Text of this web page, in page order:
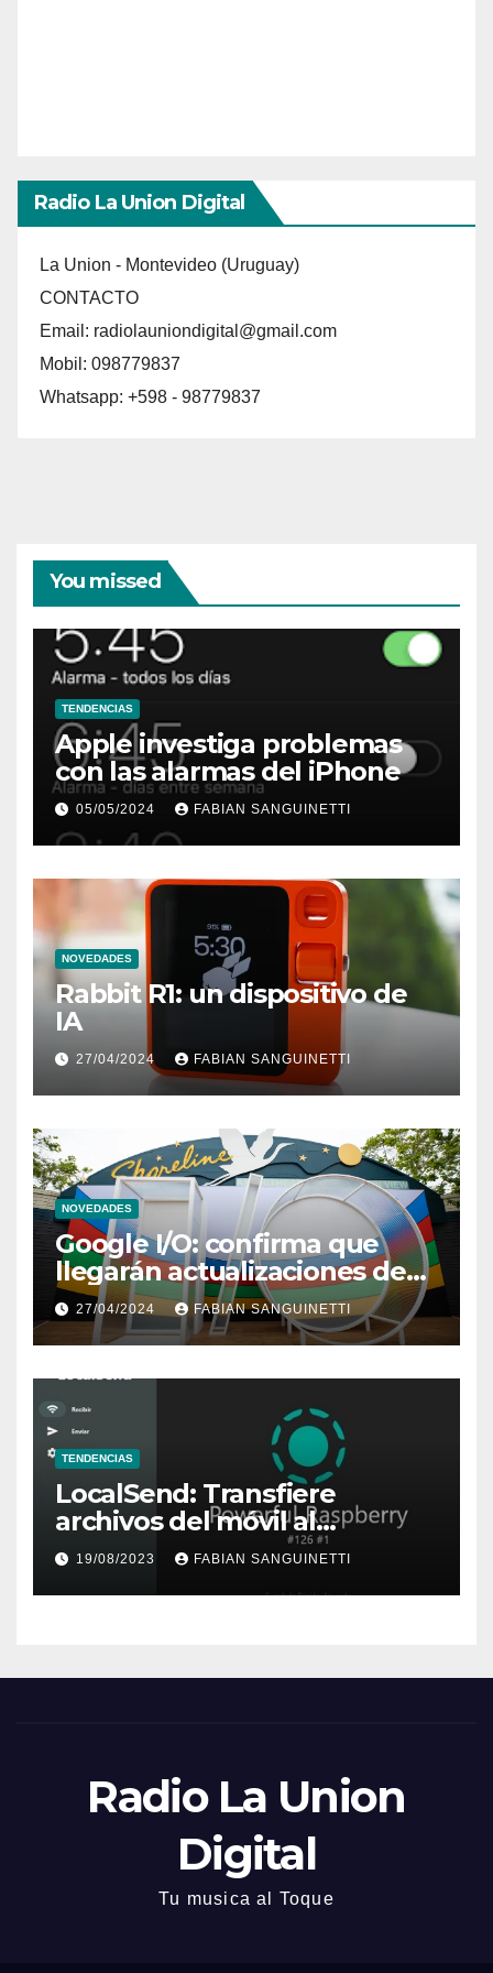
Radio La Union Digital
La Union - Montevideo (Uruguay)
CONTACTO
Email: radiolauniondigital@gmail.com
Mobil: 098779837
Whatsapp: +598 - 98779837
You missed
TENDENCIAS
Apple investiga problemas
con las alarmas del iPhone
05/05/2024 FABIAN SANGUINETTI
NOVEDADES
Rabbit R1: un dispositivo de
IA
27/04/2024 FABIAN SANGUINETTI
NOVEDADES
Google I/O: confirma que
llegarán actualizaciones de
Wear OS 5 y Android TV
27/04/2024 FABIAN SANGUINETTI
TENDENCIAS
LocalSend: Transfiere
archivos del móvil al
ordenador, y viceversa
19/08/2023 FABIAN SANGUINETTI
Radio La Union
Digital
Tu musica al Toque